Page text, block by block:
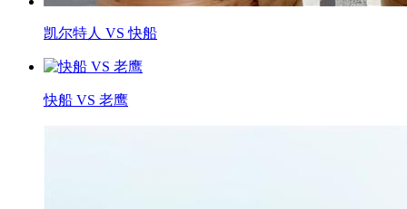
凯尔特人 VS 快船
快船 VS 老鹰